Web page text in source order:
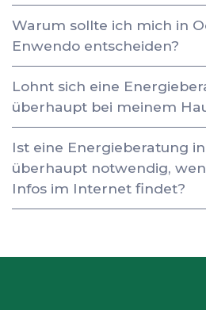
Warum sollte ich mich in
Enwendo entscheiden?
Lohnt sich eine
überhaupt bei meinem
Ist eine Energieberatung
überhaupt notwendig,
Infos im Internet findet?